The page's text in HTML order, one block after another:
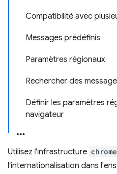
Compatibilité avec
Messages prédéfinis
Paramètres régionaux
Rechercher des
Définir les paramètres
navigateur
Utilisez l'infrastructure
l'internationalisation dans